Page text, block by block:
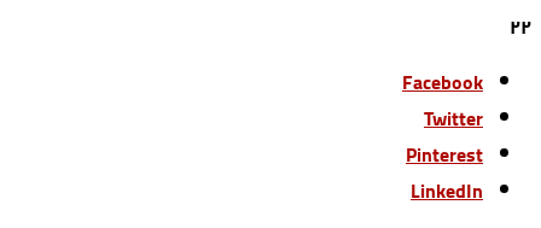
٢٢
Facebook
Twitter
Pinterest
LinkedIn